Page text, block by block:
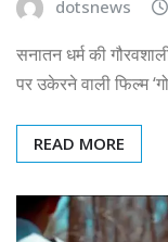
dotsnews
सनातन धर्म की
पर उकेरने वाली फिल्म
READ MORE